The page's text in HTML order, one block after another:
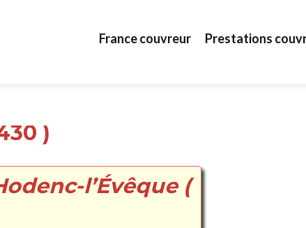
France couvreur Prestations
)
l’Évêque (